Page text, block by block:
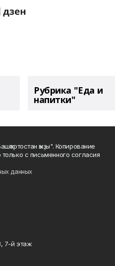
Рубрика "Еда и
напитки"
ҡыҙы". Копирование
с письменного согласия
данных
7-й этаж